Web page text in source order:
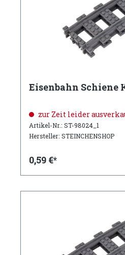
Eisenbahn Schiene
zur Zeit leider
Artikel-Nr.: ST-98024_1
Hersteller: STEINCHENSHOP
0,59 €*